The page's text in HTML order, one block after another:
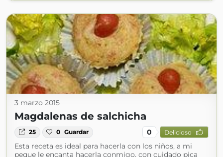
3 marzo 2015
Magdalenas de salchicha
25 0 Guardar 0 Delicioso
Esta receta es ideal para hacerla con los niños, a mi
peque le encanta hacerla conmigo, con cuidado pica